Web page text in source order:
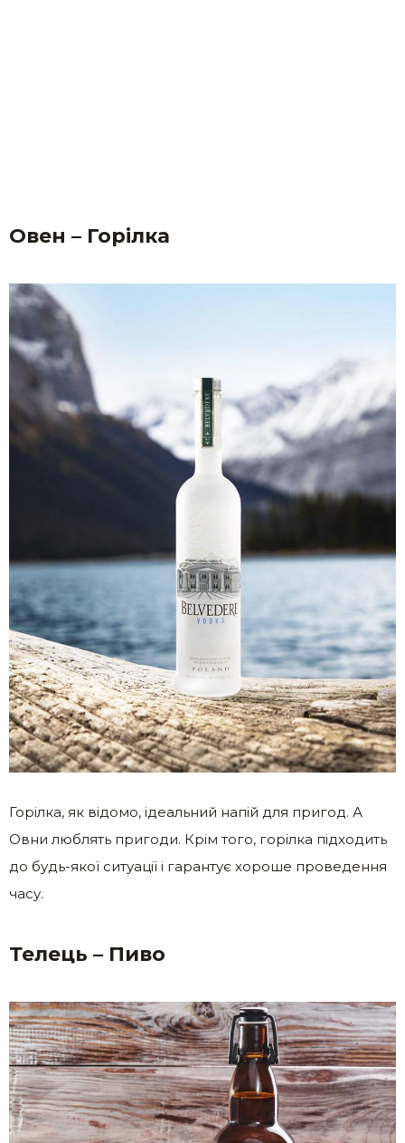
Овен – Горілка
Горілка, як відомо, ідеальний напій для пригод. А
Овни люблять пригоди. Крім того, горілка підходить
до будь-якої ситуації і гарантує хороше проведення
часу.
Телець – Пиво